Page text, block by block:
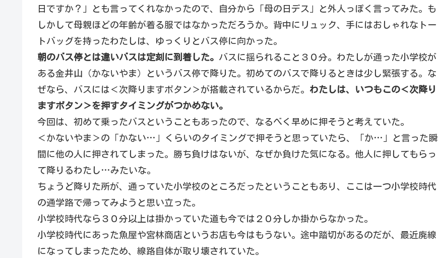
日ですか？」とも言ってくれなかったので、自分から「母の日デス」と外人っぽく言ってみた。も
しかして母親ほどの年齢が着る服ではなかっただろうか。背中にリュック、手にはおしゃれなトー
トバッグを持ったわたしは、ゆっくりとバス停に向かった。
朝のバス停とは違いバスは定刻に到着した。 バスに揺られること３０分。わたしが通った小学校が
ある金井山（かないやま）というバス停で降りた。初めてのバスで降りるときは少し緊張する。な
ぜなら、バスには＜次降りますボタン＞が搭載されているからだ。 わたしは、いつもこの＜次降り
ますボタン＞を押すタイミングがつかめない。
今回は、初めて乗ったバスということもあったので、なるべく早めに押そうと考えていた。
＜かないやま＞の「かない…」くらいのタイミングで押そうと思っていたら、「か…」と言った瞬
間に他の人に押されてしまった。勝ち負けはないが、なぜか負けた気になる。他人に押してもらっ
て降りるわたし…みたいな。
ちょうど降りた所が、通っていた小学校のところだったということもあり、ここは一つ小学校時代
の通学路で帰ってみようと思い立った。
小学校時代なら３０分以上は掛かっていた道も今では２０分しか掛からなかった。
小学校時代にあった魚屋や宮林商店というお店も今はもうない。途中踏切があるのだが、最近廃線
になってしまったため、線路自体が取り壊されていた。